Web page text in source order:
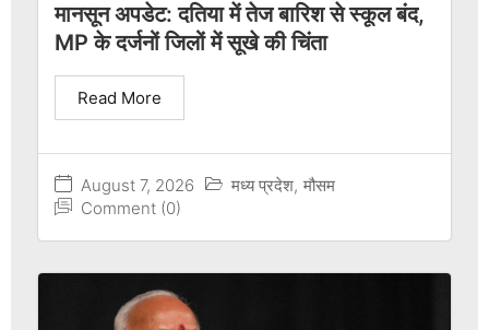
मानसून अपडेट: दतिया में तेज बारिश से स्कूल बंद,
MP के दर्जनों जिलों में सूखे की चिंता
August 7, 2026 मध्य प्रदेश, मौसम
Comment (0)
Read More